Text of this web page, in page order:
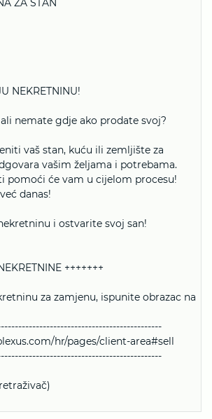
ZA STAN
NEKRETNINU!
nemate gdje ako prodate svoj?
vaš stan, kuću ili zemljište za
vašim željama i potrebama.
pomoći će vam u cijelom procesu!
danas!
i ostvarite svoj san!
+++++++
za zamjenu, ispunite obrazac na
hr/pages/client-area#sell